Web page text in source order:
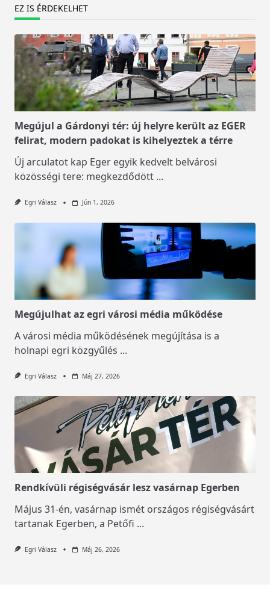
EZ IS ÉRDEKELHET
Megújul a Gárdonyi tér: új helyre került az EGER
felirat, modern padokat is kihelyeztek a térre
Új arculatot kap Eger egyik kedvelt belvárosi
közösségi tere: megkezdődött ...
Egri Válasz Jún 1, 2026
Megújulhat az egri városi média működése
A városi média működésének megújítása is a
holnapi egri közgyűlés ...
Egri Válasz Máj 27, 2026
Rendkívüli régiségvásár lesz vasárnap Egerben
Május 31-én, vasárnap ismét országos régiségvásárt
tartanak Egerben, a Petőfi ...
Egri Válasz Máj 26, 2026